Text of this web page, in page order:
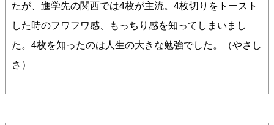
たが、進学先の関西では4枚が主流。4枚切りをトースト
した時のフワフワ感、もっちり感を知ってしまいまし
た。4枚を知ったのは人生の大きな勉強でした。（やさし
さ）